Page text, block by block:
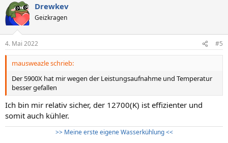
k
t
i
e
n
Drewkev
Geizkragen
4. Mai 2022 #5
mausweazle schrieb:
Der 5900X hat mir wegen der Leistungsaufnahme und Temperatur
besser gefallen
Ich bin mir relativ sicher, der 12700(K) ist effizienter und
somit auch kühler.
>> Meine erste eigene Wasserkühlung <<